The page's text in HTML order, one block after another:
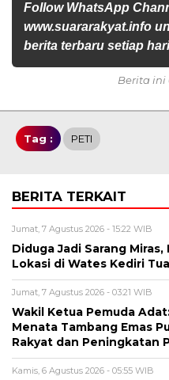
Follow WhatsApp
www.suararakyat.info
berita terbaru setiap hari
Berita ini
Tag : PETI
BERITA TERKAIT
Jumat, 7 Agustus 2026 - 15:22 WIB
Diduga Jadi Sarang
Lokasi di Wates Kediri
Jumat, 7 Agustus 2026 - 03:21 WIB
Wakil Ketua Pemuda
Menata Tambang Emas
Rakyat dan Peningkatan
Kamis, 6 Agustus 2026 - 05:55 WIB